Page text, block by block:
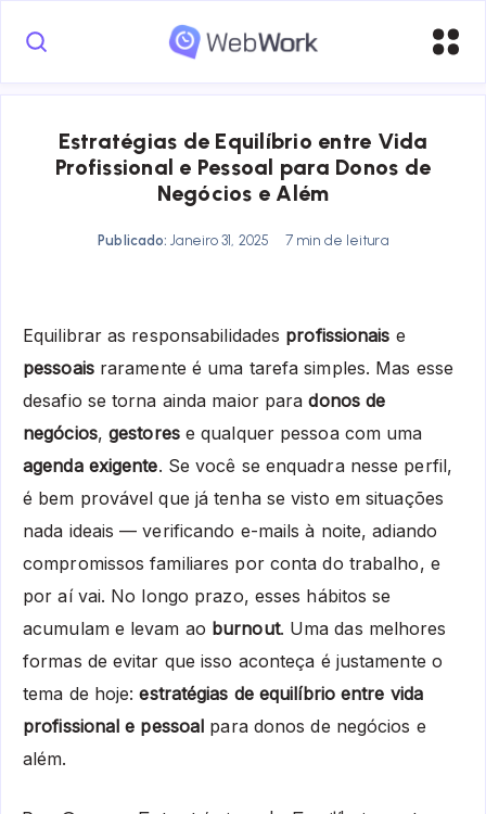
Estratégias de Equilíbrio entre Vida
Profissional e Pessoal para Donos de
Negócios e Além
Publicado: Janeiro 31, 2025 7 min de leitura
Equilibrar as responsabilidades profissionais e
pessoaisraramente é uma tarefa simples. Mas esse
desafio se torna ainda maior paradonos de
negócios,gestorese qualquer pessoa com uma
agenda exigente. Se você se enquadra nesse perfil,
é bem provável que já tenha se visto em situações
nada ideais — verificando e-mails à noite, adiando
compromissos familiares por conta do trabalho, e
por aí vai. No longo prazo, esses hábitos se
acumulam e levam ao burnout. Uma das melhores
formas de evitar que isso aconteça é justamente o
tema de hoje:estratégias de equilíbrio entre vida
profissional e pessoal para donos de negócios e
além.